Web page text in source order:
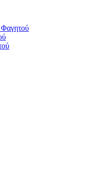
Φαγητού